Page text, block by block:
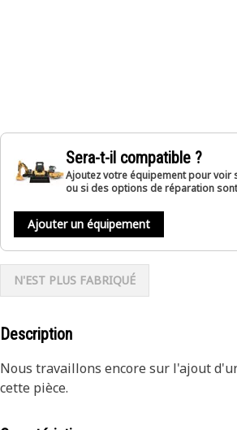
Sera-t-il compatible ?
Ajoutez votre équipement pour voir
ou si des options de réparation
Ajouter un équipement
N'EST PLUS FABRIQUÉ
Description
Nous travaillons encore sur l'ajout
cette pièce.